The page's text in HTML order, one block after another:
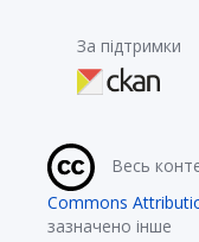
За підтримки
Весь
Commons
зазначено інше